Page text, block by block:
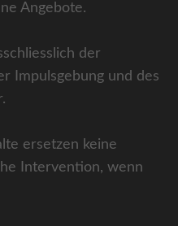
Angebote.
der
Impulsgebung und des
ersetzen keine
Intervention, wenn